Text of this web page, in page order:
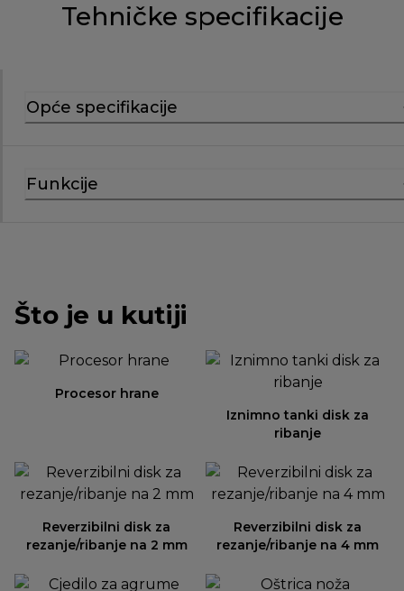
Tehničke specifikacije
Opće specifikacije
Funkcije
Što je u kutiji
Procesor hrane
Iznimno tanki disk za
ribanje
Reverzibilni disk za
rezanje/ribanje na 2 mm
Reverzibilni disk za
rezanje/ribanje na 4 mm